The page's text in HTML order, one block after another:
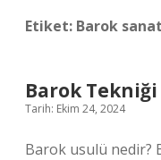
Etiket: Barok
Barok
Tarih: Ekim 24, 2024
Barok usulü nedir?